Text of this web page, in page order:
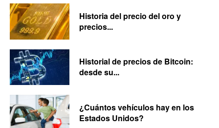
Historia del precio del oro y
precios...
Historial de precios de Bitcoin:
desde su...
¿Cuántos vehículos hay en los
Estados Unidos?